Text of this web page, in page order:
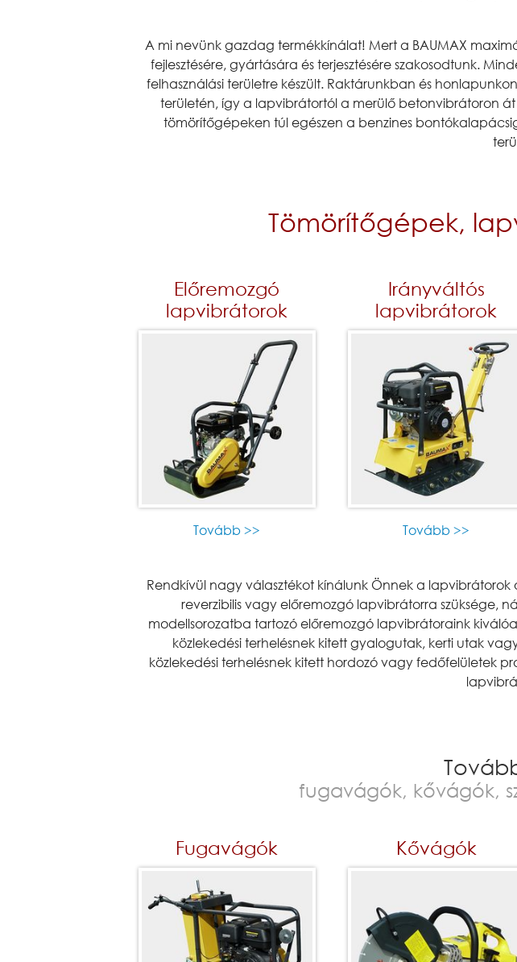
A mi nevünk gazdag termékkínálat! Mert a BAUMAX
fejlesztésére, gyártására és terjesztésére szakosodtunk.
felhasználási területre készült. Raktárunkban és
területén, így a lapvibrátortól a merülő betonvibrátoron
tömörítőgépeken túl egészen a benzines
Tömörítőgépek,
Előremozgó
lapvibrátorok
Tovább >>
Irányváltós
lapvibrátorok
Tovább >>
Rendkívül nagy választékot kínálunk Önnek a
reverzibilis vagy előremozgó lapvibrátorra szüksége,
modellsorozatba tartozó előremozgó lapvibrátoraink
közlekedési terhelésnek kitett gyalogutak, kerti utak
közlekedési terhelésnek kitett hordozó vagy fedőfelületek
fugavágók, kővágók,
Fugavágók Kővágók